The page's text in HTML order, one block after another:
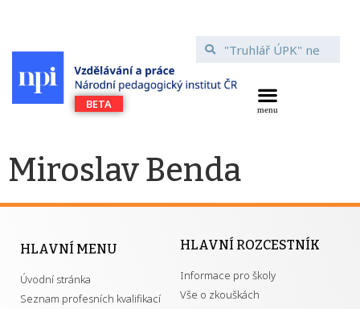
Miroslav Benda
HLAVNÍ MENU
Úvodní stránka
Seznam profesních kvalifikací
HLAVNÍ ROZCESTNÍK
Informace pro školy
Vše o zkouškách